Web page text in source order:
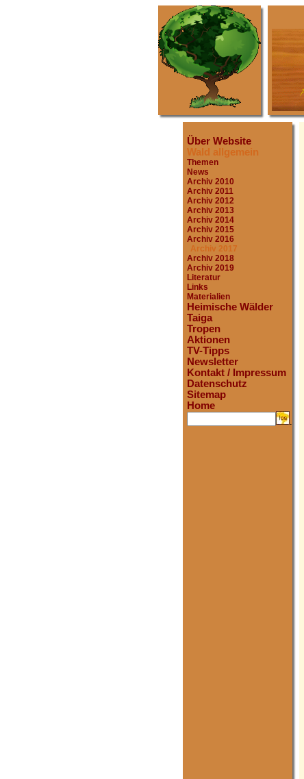
Über Website
Wald allgemein
Themen
News
Archiv 2010
Archiv 2011
Archiv 2012
Archiv 2013
Archiv 2014
Archiv 2015
Archiv 2016
Archiv 2017
Archiv 2018
Archiv 2019
Literatur
Links
Materialien
Heimische Wälder
Taiga
Tropen
Aktionen
TV-Tipps
Newsletter
Kontakt / Impressum
Datenschutz
Sitemap
Home
.